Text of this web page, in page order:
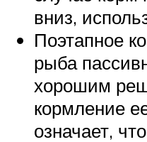
вниз,
Поэтапное
рыба
хорошим
кормление
означает,